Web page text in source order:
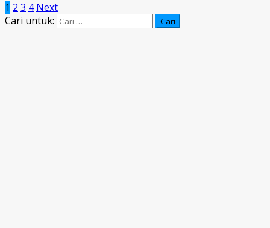
1 2 3 4 Next
Cari untuk: